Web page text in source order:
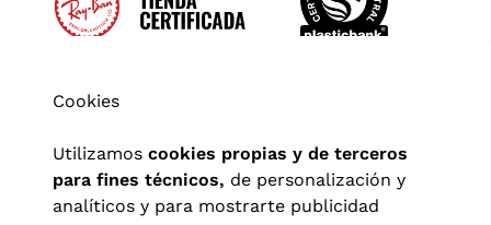
Cookies
Utilizamos cookies propias y de terceros
para fines técnicos, de personalización y
analíticos y para mostrarte publicidad